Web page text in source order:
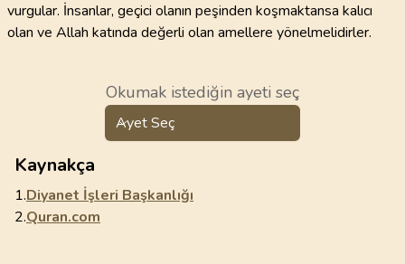
vurgular. İnsanlar, geçici olanın peşinden koşmaktansa kalıcı
olan ve Allah katında değerli olan amellere yönelmelidirler.
Okumak istediğin ayeti seç
Ayet Seç
Kaynakça
1.Diyanet İşleri Başkanlığı
2.Quran.com